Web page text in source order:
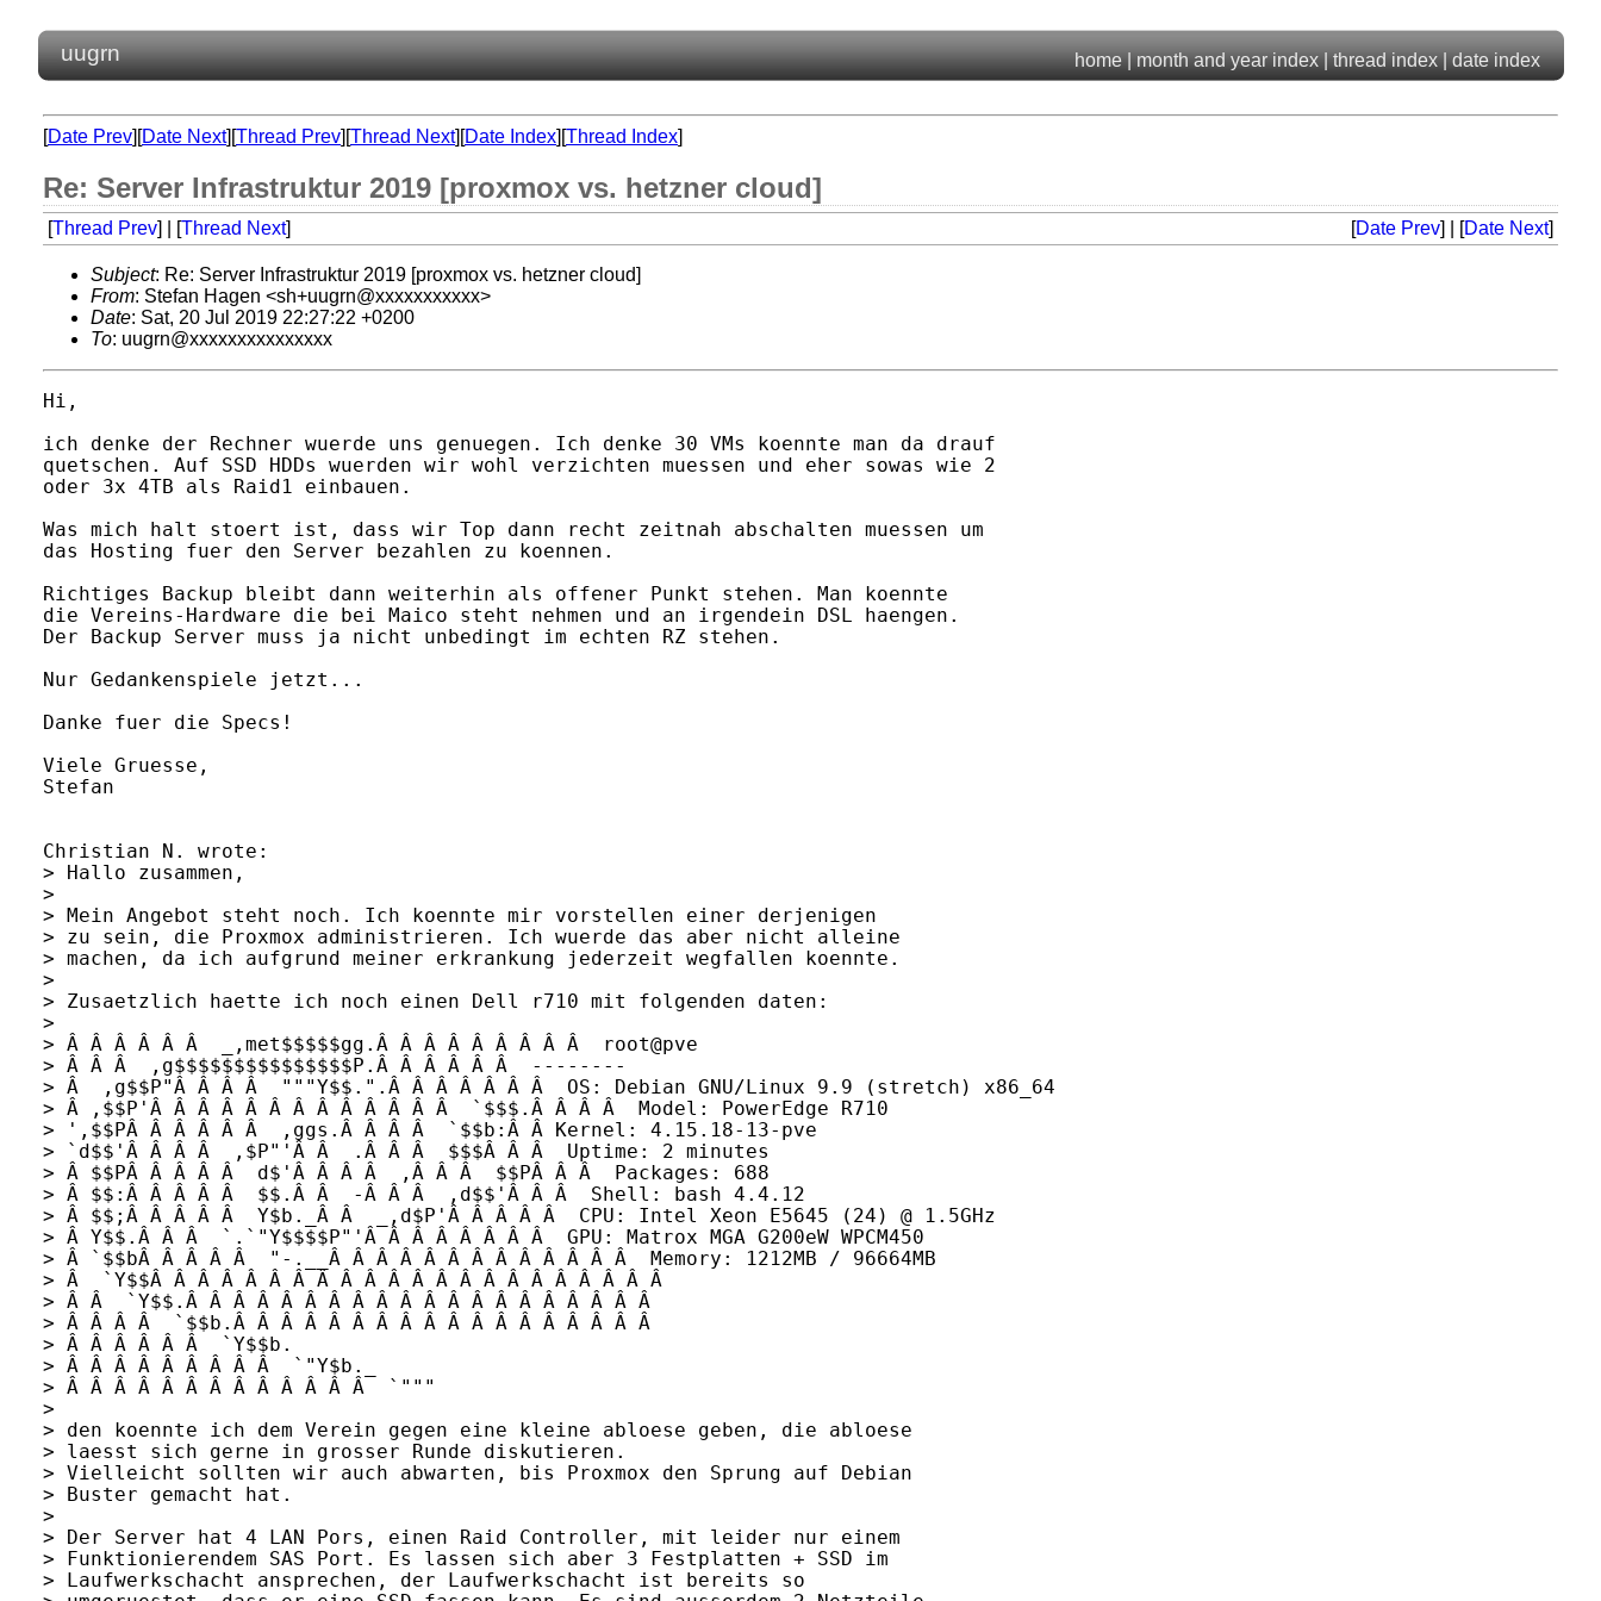
uugrn home|month and year index|thread index|date index
[Date Prev][Date Next][Thread Prev][Thread Next][Date Index][Thread Index]
Re: Server Infrastruktur 2019 [proxmox vs. hetzner cloud]
[Thread Prev] | [Thread Next] [Date Prev] | [Date Next]
Subject: Re: Server Infrastruktur 2019 [proxmox vs. hetzner cloud]
From: Stefan Hagen <sh+uugrn@xxxxxxxxxxx>
Date: Sat, 20 Jul 2019 22:27:22 +0200
To: uugrn@xxxxxxxxxxxxxxx
Hi,
ich denke der Rechner wuerde uns genuegen. Ich denke 30 VMs koennte man da drauf
quetschen. Auf SSD HDDs wuerden wir wohl verzichten muessen und eher sowas wie 2
oder 3x 4TB als Raid1 einbauen.
Was mich halt stoert ist, dass wir Top dann recht zeitnah abschalten muessen um
das Hosting fuer den Server bezahlen zu koennen.
Richtiges Backup bleibt dann weiterhin als offener Punkt stehen. Man koennte
die Vereins-Hardware die bei Maico steht nehmen und an irgendein DSL haengen.
Der Backup Server muss ja nicht unbedingt im echten RZ stehen.
Nur Gedankenspiele jetzt...
Danke fuer die Specs!
Viele Gruesse,
Stefan
Christian N. wrote:
> Hallo zusammen,
>
> Mein Angebot steht noch. Ich koennte mir vorstellen einer derjenigen
> zu sein, die Proxmox administrieren. Ich wuerde das aber nicht alleine
> machen, da ich aufgrund meiner erkrankung jederzeit wegfallen koennte.
>
> Zusaetzlich haette ich noch einen Dell r710 mit folgenden daten:
>
> Â Â Â Â Â Â  _,met$$$$$gg.Â Â Â Â Â Â Â Â Â  root@pve
> Â Â Â  ,g$$$$$$$$$$$$$$$P.Â Â Â Â Â Â  --------
> Â  ,g$$P"Â Â Â Â  """Y$$.".Â Â Â Â Â Â Â  OS: Debian GNU/Linux 9.9 (stretch) x86_64
> Â ,$$P'Â Â Â Â Â Â Â Â Â Â Â Â Â  `$$$.Â Â Â Â  Model: PowerEdge R710
> ',$$PÂ Â Â Â Â Â  ,ggs.Â Â Â Â  `$$b:Â Â Kernel: 4.15.18-13-pve
> `d$$'Â Â Â Â  ,$P"'Â Â  .Â Â Â  $$$Â Â Â  Uptime: 2 minutes
> Â $$PÂ Â Â Â Â  d$'Â Â Â Â  ,Â Â Â  $$PÂ Â Â  Packages: 688
> Â $$:Â Â Â Â Â  $$.Â Â  -Â Â Â  ,d$$'Â Â Â  Shell: bash 4.4.12
> Â $$;Â Â Â Â Â  Y$b._Â Â  _,d$P'Â Â Â Â Â  CPU: Intel Xeon E5645 (24) @ 1.5GHz
> Â Y$$.Â Â Â  `.`"Y$$$$P"'Â Â Â Â Â Â Â Â  GPU: Matrox MGA G200eW WPCM450
> Â `$$bÂ Â Â Â Â  "-.__Â Â Â Â Â Â Â Â Â Â Â Â Â  Memory: 1212MB / 96664MB
> Â  `Y$$Â Â Â Â Â Â Â Â Â Â Â Â Â Â Â Â Â Â Â Â Â Â
> Â Â  `Y$$.Â Â Â Â Â Â Â Â Â Â Â Â Â Â Â Â Â Â Â Â
> Â Â Â Â  `$$b.Â Â Â Â Â Â Â Â Â Â Â Â Â Â Â Â Â Â
> Â Â Â Â Â Â  `Y$$b.
> Â Â Â Â Â Â Â Â Â  `"Y$b._
> Â Â Â Â Â Â Â Â Â Â Â Â Â  `"""
>
> den koennte ich dem Verein gegen eine kleine abloese geben, die abloese
> laesst sich gerne in grosser Runde diskutieren.
> Vielleicht sollten wir auch abwarten, bis Proxmox den Sprung auf Debian
> Buster gemacht hat.
>
> Der Server hat 4 LAN Pors, einen Raid Controller, mit leider nur einem
> Funktionierendem SAS Port. Es lassen sich aber 3 Festplatten + SSD im
> Laufwerkschacht ansprechen, der Laufwerkschacht ist bereits so